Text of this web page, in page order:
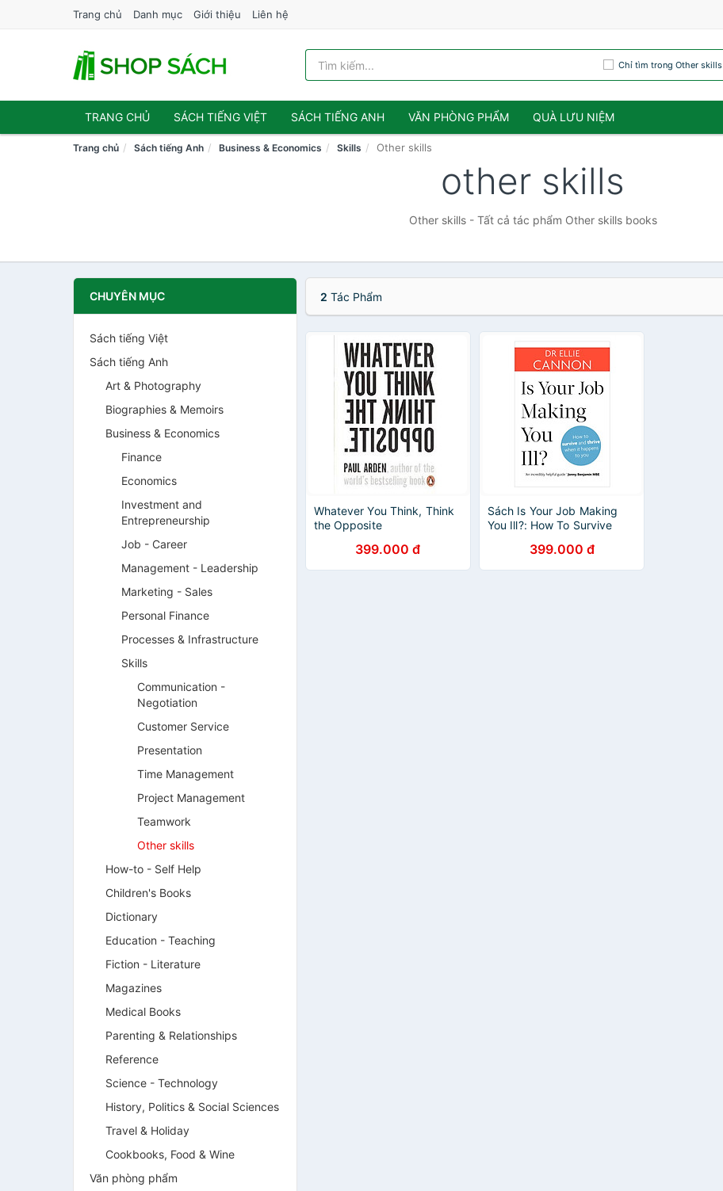
Trang chủ Danh mục Giới thiệu Liên hệ
Chỉ tìm trong Other skills
TRANG CHỦ SÁCH TIẾNG VIỆT SÁCH TIẾNG ANH VĂN PHÒNG PHẨM QUÀ LƯU NIỆM
Trang chủ Sách tiếng Anh Business & Economics Skills Other skills
other skills
Other skills - Tất cả tác phẩm Other skills books
CHUYÊN MỤC
Sách tiếng Việt
Sách tiếng Anh
Art & Photography
Biographies & Memoirs
Business & Economics
Finance
Economics
Investment and
Entrepreneurship
Job - Career
Management - Leadership
Marketing - Sales
Personal Finance
Processes & Infrastructure
Skills
Communication -
Negotiation
Customer Service
Presentation
Time Management
Project Management
Teamwork
Other skills
How-to - Self Help
Children's Books
Dictionary
Education - Teaching
Fiction - Literature
Magazines
Medical Books
Parenting & Relationships
Reference
Science - Technology
History, Politics & Social Sciences
Travel & Holiday
Cookbooks, Food & Wine
Văn phòng phẩm
2 Tác Phẩm
Whatever You Think, Think
the Opposite
399.000 đ
Sách Is Your Job Making
You Ill?: How To Survive
Happens To You
399.000 đ